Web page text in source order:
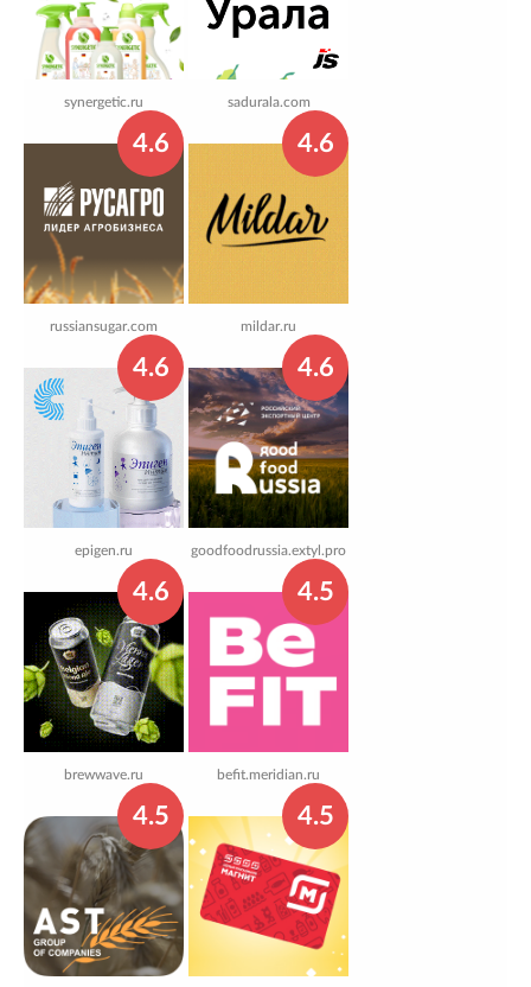
synergetic.ru sadurala.com
4.6
russiansugar.com
4.6
mildar.ru
4.6
epigen.ru
4.6
goodfoodrussia.extyl.pro
4.6
brewwave.ru
4.5
befit.meridian.ru
4.5 4.5